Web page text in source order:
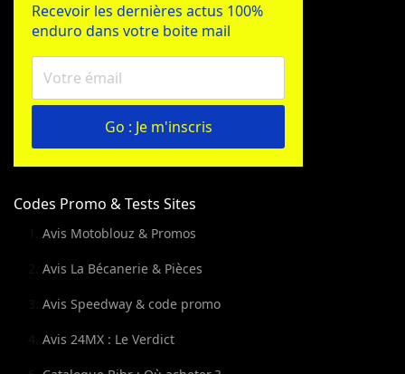
Recevoir les dernières actus 100%
enduro dans votre boite mail
Go : Je m'inscris
Codes Promo & Tests Sites
Avis Motoblouz & Promos
Avis La Bécanerie & Pièces
Avis Speedway & code promo
Avis 24MX : Le Verdict